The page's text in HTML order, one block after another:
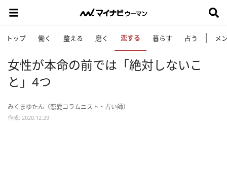
トップ 働く 整える 磨く 恋する 暮らす 占う メ
女性が本命の前では「絶対しないこ
と」4つ
みくまゆたん（恋愛コラムニスト・占い師）
作成: 2020.12.29